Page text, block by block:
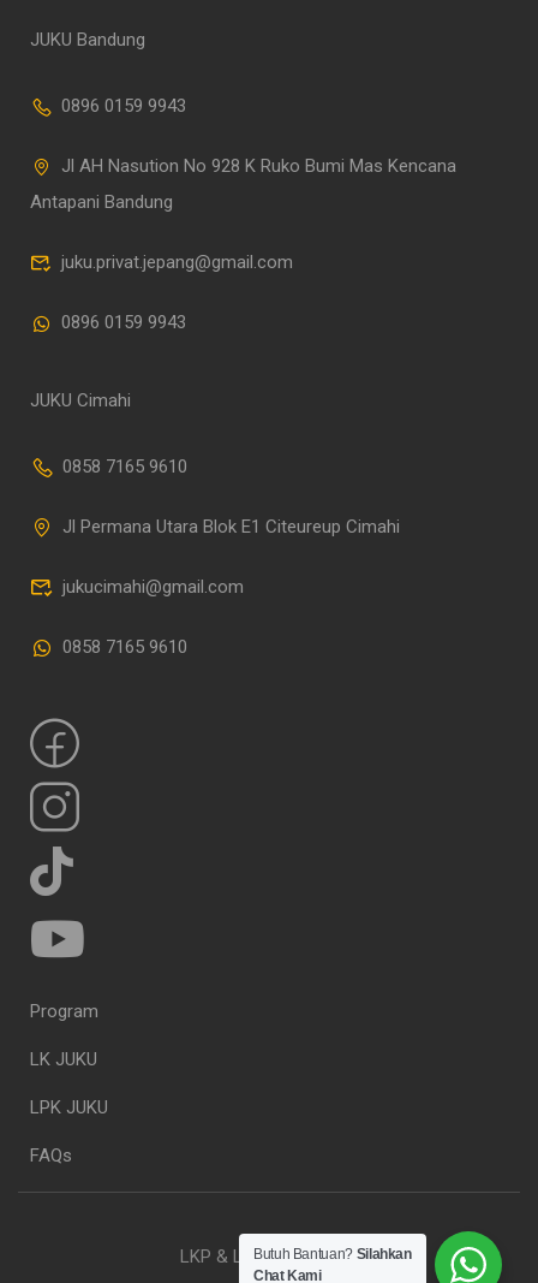
JUKU Bandung
0896 0159 9943
Jl AH Nasution No 928 K Ruko Bumi Mas Kencana
Antapani Bandung
juku.privat.jepang@gmail.com
0896 0159 9943
JUKU Cimahi
0858 7165 9610
Jl Permana Utara Blok E1 Citeureup Cimahi
jukucimahi@gmail.com
0858 7165 9610
Program
LK JUKU
LPK JUKU
FAQs
LKP & LPK JUKU. 2023
Butuh Bantuan? Silahkan
Chat Kami